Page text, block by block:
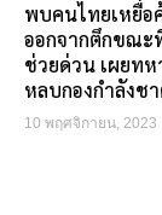
พบคนไทยเหยื่อ
ออกจากตึกขณะ
ช่วยด่วน เผยท
หลบกองกำลังช
10 พฤศจิกายน, 2023